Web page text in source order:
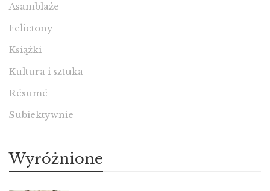
Asamblaże
Felietony
Książki
Kultura i sztuka
Résumé
Subiektywnie
Wyróżnione